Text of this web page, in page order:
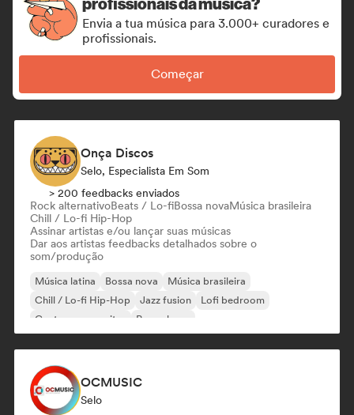
Envia a tua música para 3.000+ curadores e
profissionais.
Começar
Onça Discos
Selo, Especialista Em Som
> 200 feedbacks enviados
Rock alternativoBeats / Lo-fiBossa novaMúsica brasileira
Chill / Lo-fi Hip-Hop
Assinar artistas e/ou lançar suas músicas
Dar aos artistas feedbacks detalhados sobre o
som/produção
Música latina Bossa nova
Música brasileira
Chill / Lo-fi Hip-Hop
Jazz fusion
Lofi bedroom
Cantor-compositor
Pop urbano
OCMUSIC
Selo